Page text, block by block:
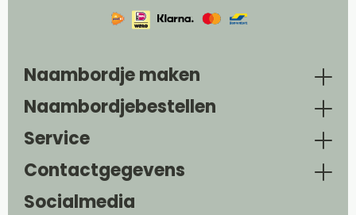
Naambordje maken
Naambordjebestellen
Service
Contactgegevens
Socialmedia